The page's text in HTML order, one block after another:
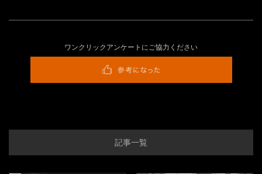
ワンクリックアンケートにご協力ください
記事一覧